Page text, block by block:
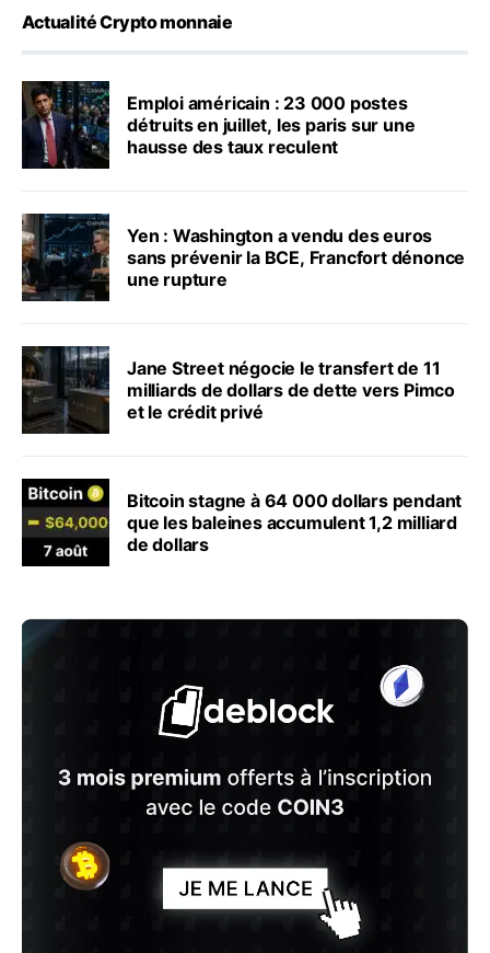
Actualité Crypto monnaie
Emploi américain : 23 000 postes
détruits en juillet, les paris sur une
hausse des taux reculent
Yen : Washington a vendu des euros
sans prévenir la BCE, Francfort dénonce
une rupture
Jane Street négocie le transfert de 11
milliards de dollars de dette vers Pimco
et le crédit privé
Bitcoin stagne à 64 000 dollars pendant
que les baleines accumulent 1,2 milliard
de dollars